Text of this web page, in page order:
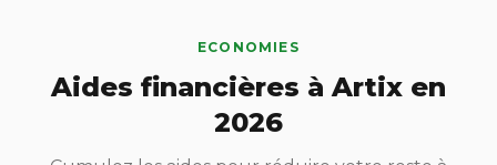
ECONOMIES
Aides financières à Artix en
2026